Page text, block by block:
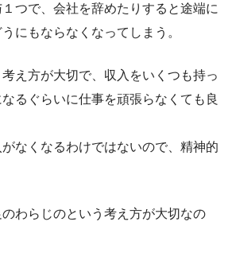
つで、会社を辞めたりすると途端に
にもならなくなってしまう。
え方が大切で、収入をいくつも持っ
るぐらいに仕事を頑張らなくても良
なくなるわけではないので、精神的
わらじのという考え方が大切なの